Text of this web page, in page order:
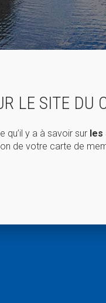
LE SITE DU
qu’il y a à savoir sur les
de votre carte de